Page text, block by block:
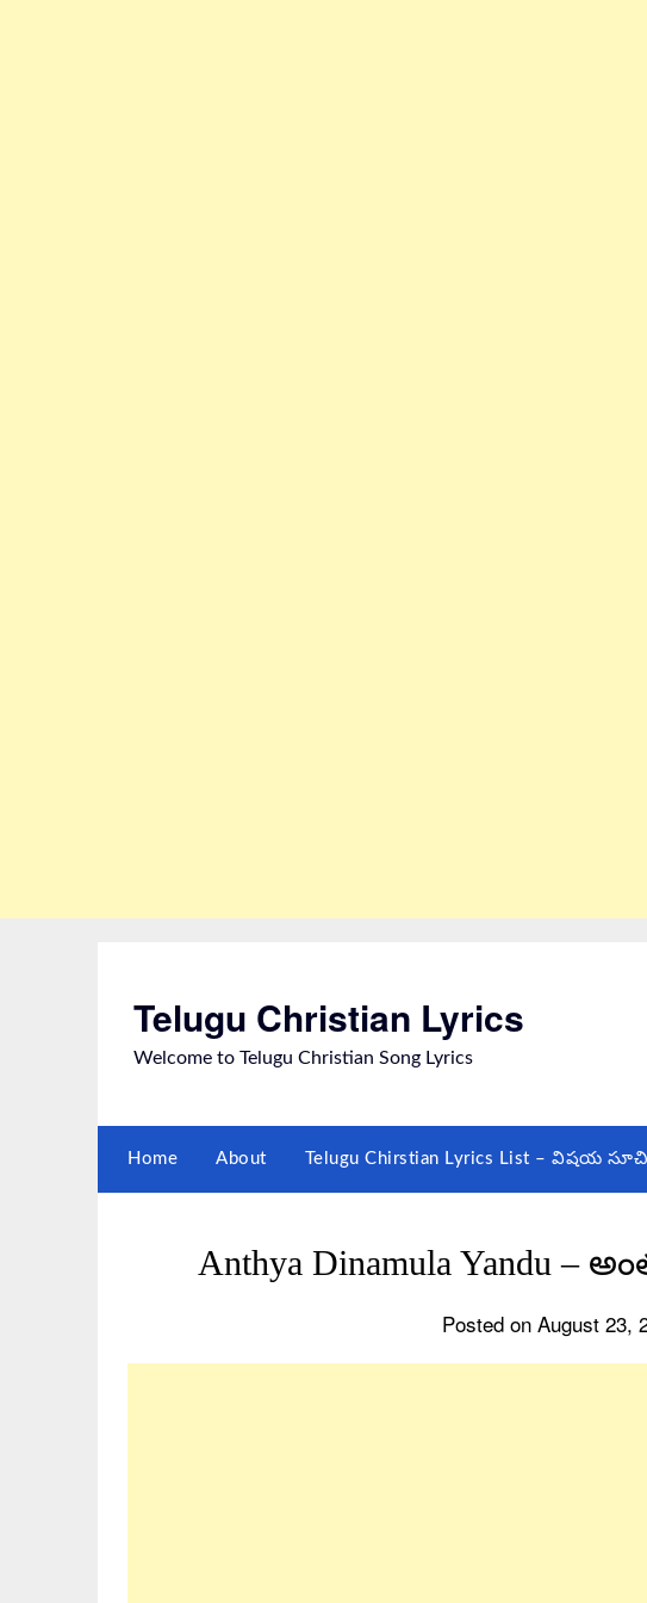
Telugu Christian Lyrics
Welcome to Telugu Christian Song Lyrics
Home About Telugu Chirstian Lyrics List – విషయ
Anthya Dinamula Yandu –
Posted on August 23,